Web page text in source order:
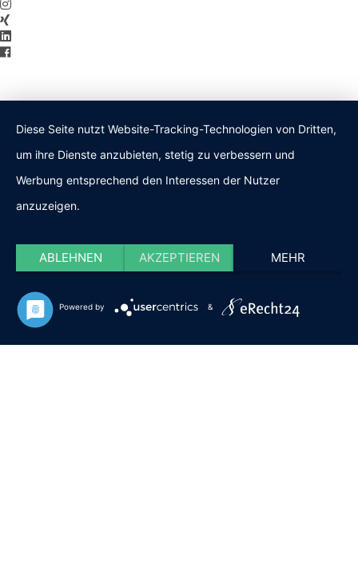
Diese Seite nutzt Website-Tracking-Technologien von Dritten,
um ihre Dienste anzubieten, stetig zu verbessern und
Werbung entsprechend den Interessen der Nutzer
anzuzeigen.
ABLEHNEN AKZEPTIEREN MEHR
Powered by &